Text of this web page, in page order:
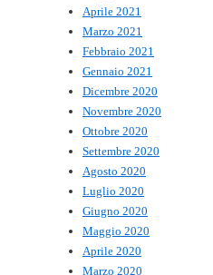
Aprile 2021
Marzo 2021
Febbraio 2021
Gennaio 2021
Dicembre 2020
Novembre 2020
Ottobre 2020
Settembre 2020
Agosto 2020
Luglio 2020
Giugno 2020
Maggio 2020
Aprile 2020
Marzo 2020